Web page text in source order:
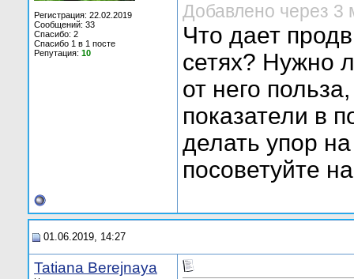
Регистрация: 22.02.2019
Сообщений: 33
Спасибо: 2
Спасибо 1 в 1 посте
Репутация: 10
Добавлено через 3
Что дает
сетях? Нужно
от него
показатели в
делать упор
посоветуйте
01.06.2019, 14:27
Tatiana Berejnaya